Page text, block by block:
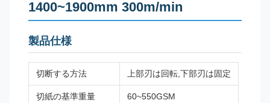
1400~1900mm 300m/min
製品仕様
切断する方法 上部刃は回転,下部刃は固定
切紙の基準重量 60~550GSM